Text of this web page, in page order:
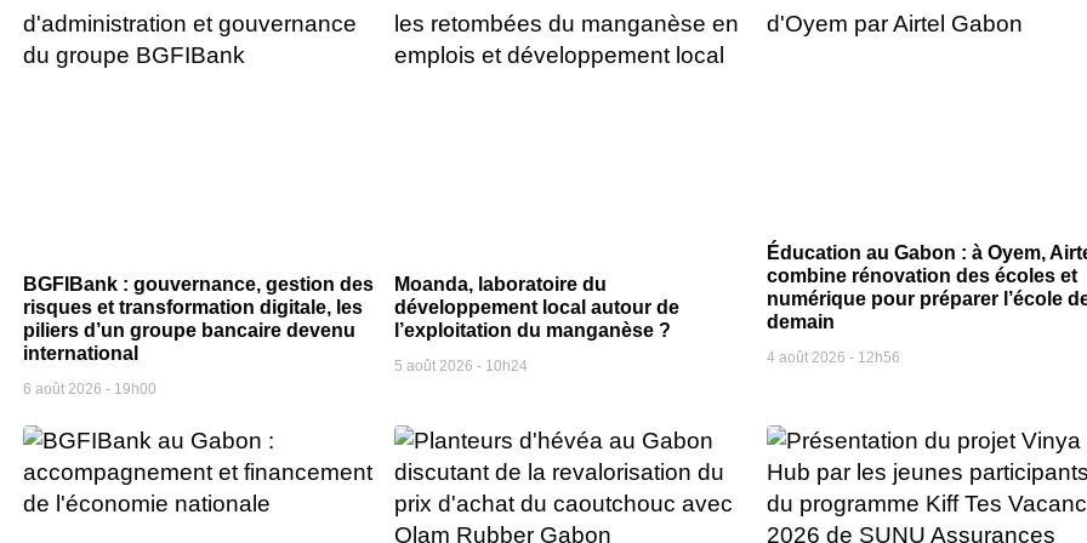
BGFIBank : gouvernance, gestion des
risques et transformation digitale, les
piliers d’un groupe bancaire devenu
international
6 août 2026 19h00
Moanda, laboratoire du
développement local autour de
l’exploitation du manganèse ?
5 août 2026 10h24
Éducation au Gabon : à Oyem,
combine rénovation des écoles et
numérique pour préparer l’école
demain
4 août 2026 12h56